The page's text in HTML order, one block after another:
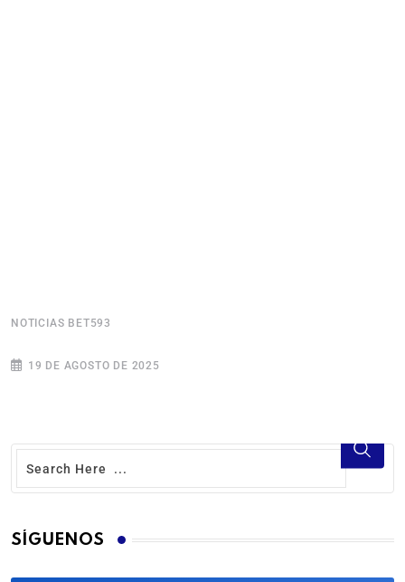
NOTICIAS BET593
19 DE AGOSTO DE 2025
SÍGUENOS